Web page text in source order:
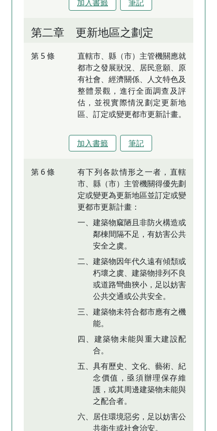
加入書籤 筆記
第二章 更新地區之劃定
第 5 條
直轄市、縣（市）主管機關應就
都市之發展狀況、居民意願、原
有社會、經濟關係、人文特色及
整體景觀，進行全面調查及評
估，並視實際情況劃定更新地
區、訂定或變更都市更新計畫。
加入書籤 筆記
第 6 條
有下列各款情形之一者，直轄
市、縣（市）主管機關得優先劃
定或變更為更新地區並訂定或變
更都市更新計畫：
一、建築物窳陋且非防火構造或
鄰棟間隔不足，有妨害公共
安全之虞。
二、建築物因年代久遠有傾頹或
朽壞之虞、建築物排列不良
或道路彎曲狹小，足以妨害
公共交通或公共安全。
三、建築物未符合都市應有之機
能。
四、建築物未能與重大建設配
合。
五、具有歷史、文化、藝術、紀
念價值，亟須辦理保存維
護，或其周邊建築物未能與
之配合者。
六、居住環境惡劣，足以妨害公
共衛生或社會治安。